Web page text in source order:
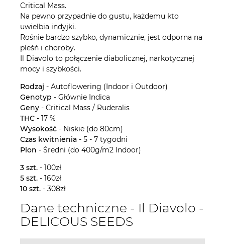
Critical Mass.
Na pewno przypadnie do gustu, każdemu kto
uwielbia indyjki.
Rośnie bardzo szybko, dynamicznie, jest odporna na
pleśń i choroby.
Il Diavolo to połączenie diabolicznej, narkotycznej
mocy i szybkości.
Rodzaj - Autoflowering (Indoor i Outdoor)
Genotyp - Głównie Indica
Geny - Critical Mass / Ruderalis
THC - 17 %
Wysokość - Niskie (do 80cm)
Czas kwitnienia - 5 - 7 tygodni
Plon - Średni (do 400g/m2 Indoor)
3 szt. - 100zł
5 szt. - 160zł
10 szt. - 308zł
Dane techniczne - Il Diavolo -
DELICOUS SEEDS